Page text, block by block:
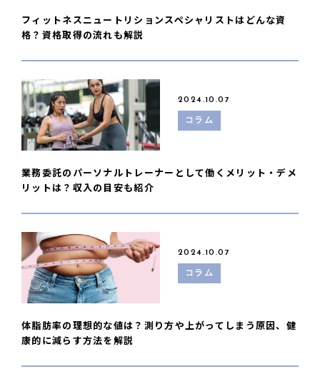
フィットネスニュートリションスペシャリストはどんな資
格？資格取得の流れも解説
2024.10.07
コラム
業務委託のパーソナルトレーナーとして働くメリット・デメ
リットは？収入の目安も紹介
2024.10.07
コラム
体脂肪率の理想的な値は？測り方や上がってしまう原因、健
康的に減らす方法を解説